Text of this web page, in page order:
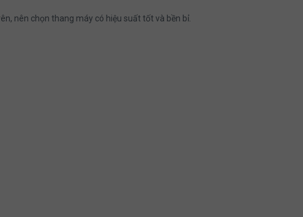
nên chọn thang máy có hiệu suất tốt và bền bỉ.